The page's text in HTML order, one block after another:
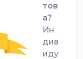
тов
а?
Ин
див
иду